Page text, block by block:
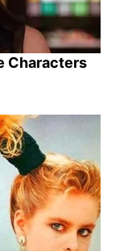
Characters